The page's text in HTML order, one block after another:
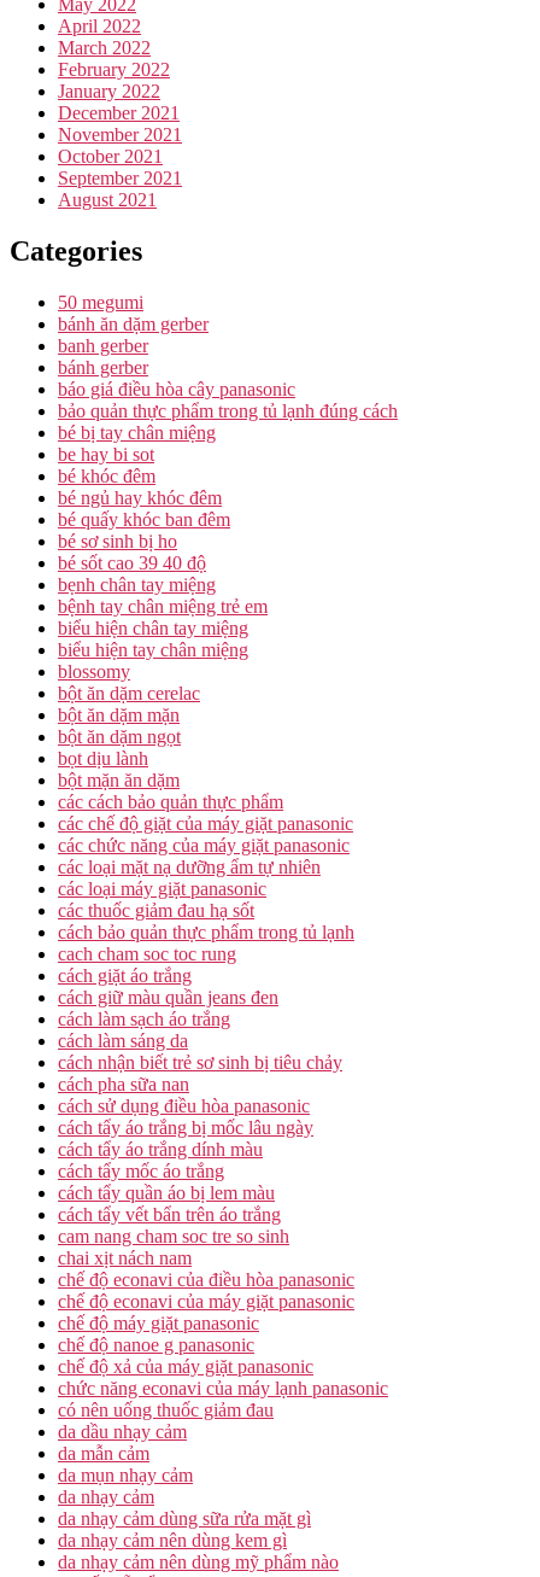
May 2022
April 2022
March 2022
February 2022
January 2022
December 2021
November 2021
October 2021
September 2021
August 2021
Categories
50 megumi
bánh ăn dặm gerber
banh gerber
bánh gerber
báo giá điều hòa cây panasonic
bảo quản thực phẩm trong tủ lạnh đúng cách
bé bị tay chân miệng
be hay bi sot
bé khóc đêm
bé ngủ hay khóc đêm
bé quấy khóc ban đêm
bé sơ sinh bị ho
bé sốt cao 39 40 độ
bẹnh chân tay miệng
bệnh tay chân miệng trẻ em
biểu hiện chân tay miệng
biểu hiện tay chân miệng
blossomy
bột ăn dặm cerelac
bột ăn dặm mặn
bột ăn dặm ngọt
bọt dịu lành
bột mặn ăn dặm
các cách bảo quản thực phẩm
các chế độ giặt của máy giặt panasonic
các chức năng của máy giặt panasonic
các loại mặt nạ dưỡng ẩm tự nhiên
các loại máy giặt panasonic
các thuốc giảm đau hạ sốt
cách bảo quản thực phẩm trong tủ lạnh
cach cham soc toc rung
cách giặt áo trắng
cách giữ màu quần jeans đen
cách làm sạch áo trắng
cách làm sáng da
cách nhận biết trẻ sơ sinh bị tiêu chảy
cách pha sữa nan
cách sử dụng điều hòa panasonic
cách tẩy áo trắng bị mốc lâu ngày
cách tẩy áo trắng dính màu
cách tẩy mốc áo trắng
cách tẩy quần áo bị lem màu
cách tẩy vết bẩn trên áo trắng
cam nang cham soc tre so sinh
chai xịt nách nam
chế độ econavi của điều hòa panasonic
chế độ econavi của máy giặt panasonic
chế độ máy giặt panasonic
chế độ nanoe g panasonic
chế độ xả của máy giặt panasonic
chức năng econavi của máy lạnh panasonic
có nên uống thuốc giảm đau
da dầu nhạy cảm
da mẫn cảm
da mụn nhạy cảm
da nhạy cảm
da nhạy cảm dùng sữa rửa mặt gì
da nhạy cảm nên dùng kem gì
da nhạy cảm nên dùng mỹ phẩm nào